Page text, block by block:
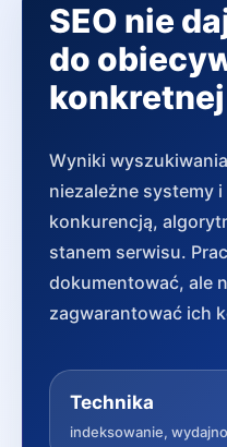
SEO nie
do
Wyniki
niezależne systemy
konkurencją,
stanem serwisu.
dokumentować, ale
zagwarantować ich
Technika
indeksowanie,